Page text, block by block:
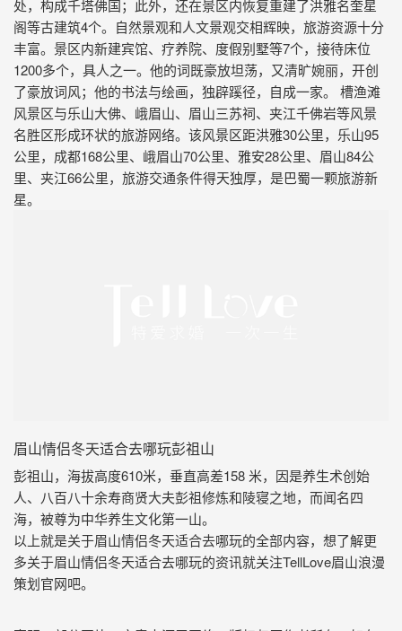
处，构成千塔佛国；此外，还在景区内恢复重建了洪雅名奎星
阁等古建筑4个。自然景观和人文景观交相辉映，旅游资源十分
丰富。景区内新建宾馆、疗养院、度假别墅等7个，接待床位
1200多个，具人之一。他的词既豪放坦荡，又清旷婉丽，开创
了豪放词风；他的书法与绘画，独辟蹊径，自成一家。 槽渔滩
风景区与乐山大佛、峨眉山、眉山三苏祠、夹江千佛岩等风景
名胜区形成环状的旅游网络。该风景区距洪雅30公里，乐山95
公里，成都168公里、峨眉山70公里、雅安28公里、眉山84公
里、夹江66公里，旅游交通条件得天独厚，是巴蜀一颗旅游新
星。
眉山情侣冬天适合去哪玩彭祖山
彭祖山，海拔高度610米，垂直高差158 米，因是养生术创始
人、八百八十余寿商贤大夫彭祖修炼和陵寝之地，而闻名四
海，被尊为中华养生文化第一山。
以上就是关于眉山情侣冬天适合去哪玩的全部内容，想了解更
多关于眉山情侣冬天适合去哪玩的资讯就关注TellLove眉山浪漫
策划官网吧。